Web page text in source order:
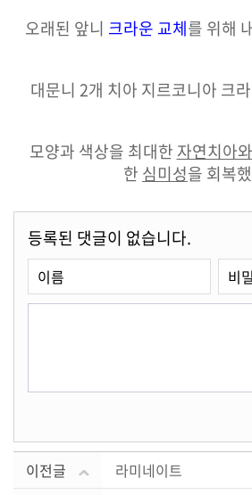
오래된 앞니 크라운 교체를 위해
대문니 2개 치아 지르코니아 크
모양과 색상을 최대한 자연치아
한 심미성을 회복
등록된 댓글이 없습니다.
이전글
라미네이트